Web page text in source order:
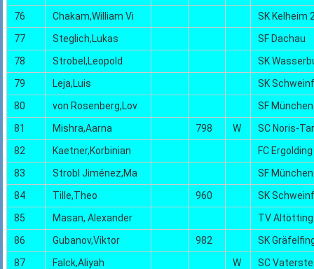
76
Chakam,William Vi
SK Kelheim
77
Steglich,Lukas
SF Dachau
78
Strobel,Leopold
SK
79
Leja,Luis
SK
80
von Rosenberg,Lov
SF
81
Mishra,Aarna 798 W
SC Noris-
82
Kaetner,Korbinian
FC Ergolding
83
Strobl Jiménez,Ma
SF
84
Tille,Theo 960
SK
85
Masan, Alexander
TV Altötting
86
Gubanov,Viktor 982
SK
87
Falck,Aliyah W
SC